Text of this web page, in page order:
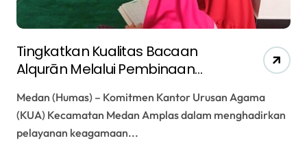
Tingkatkan Kualitas Bacaan
Alqurān Melalui Pembinaan
Taklim
Medan (Humas) – Komitmen Kantor Urusan Agama
(KUA) Kecamatan Medan Amplas dalam menghadirkan
pelayanan keagamaan...